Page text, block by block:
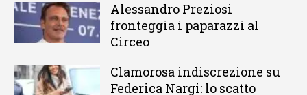
Alessandro Preziosi
fronteggia i paparazzi al
Circeo
Clamorosa indiscrezione su
Federica Nargi: lo scatto